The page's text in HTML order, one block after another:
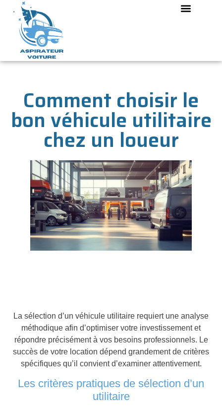
Comment choisir le
bon véhicule utilitaire
chez un loueur
La sélection d’un véhicule utilitaire requiert une analyse
méthodique afin d’optimiser votre investissement et
répondre précisément à vos besoins professionnels. Le
succès de votre location dépend grandement de critères
spécifiques qu’il convient d’examiner attentivement.
Les critères pratiques de sélection d’un
utilitaire